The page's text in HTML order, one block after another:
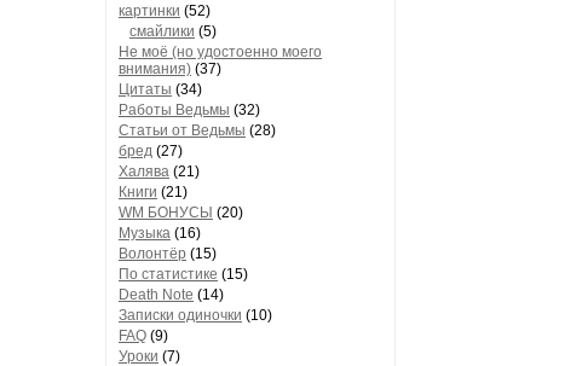
картинки (52)
смайлики (5)
Не моё (но удостоенно моего
внимания) (37)
Цитаты (34)
Работы Ведьмы (32)
Статьи от Ведьмы (28)
бред (27)
Халява (21)
Книги (21)
WM БОНУСЫ (20)
Музыка (16)
Волонтёр (15)
По статистике (15)
Death Note (14)
Записки одиночки (10)
FAQ (9)
Уроки (7)